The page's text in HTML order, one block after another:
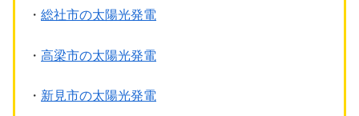
・ 総社市の太陽光発電
・ 高梁市の太陽光発電
・ 新見市の太陽光発電